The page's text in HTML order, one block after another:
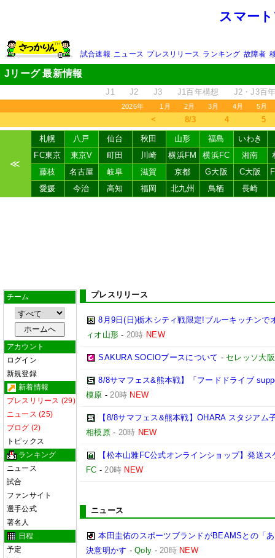
スマー
試合速報 ニュース プレスリリース ランキング 故障者
Jリーグ 最新情報
J1 J2 J3 J1百年構想 J2・J3百
2026年 1月 2月 3月 4月 5月
＜ 8/3 4 5
≪
札幌 八戸 仙台 秋田 山形 福島
いわき
FC東京
東京V 町田 川崎 横浜FM 横浜FC 湘南
藤枝
名古屋 岐阜 滋賀 京都 G大阪 C大阪
愛媛
今治 高知 福岡 北九州 鳥栖 長崎
チーム
アカウント
ログイン
新規登録
新着情報
プレスリリース (29)
ニュース (25)
ブログ (2)
トピックス
ランキング
ニュース
試合
ファンサイト
選手公式
著名人
日程
予定
プレスリリース
8月9日(日)栃木シティ戦限定!ブルーキッチンで
ィオ山形 - 20時 NEW
SAKURA SOCIOブースについて - セレッソ大阪
8/8サマフェス&熊本戦】「フードドライブ
模原 -20時 NEW
【8/8サマフェス&熊本戦】OHARA スタジア
相模原- 20時 NEW
【松本山雅FC公式オンラインショップ】発送
FC -20時 NEW
ニュース
本田圭佑のスポーツブランドがBEAMSとの「
決意明かす -Qoly -20時 NEW